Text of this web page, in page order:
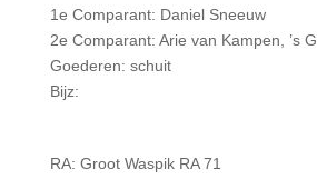
1e Comparant: Daniel Sneeuw
2e Comparant: Arie van Kampen, ’s
Goederen: schuit
Bijz:
RA: Groot Waspik RA 71